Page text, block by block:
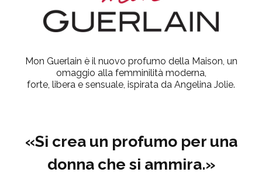
Mon Guerlain è il nuovo profumo della Maison, un
omaggio alla femminilità moderna,
forte, libera e sensuale, ispirata da Angelina Jolie.
«Si crea un profumo per una
donna che si ammira.»